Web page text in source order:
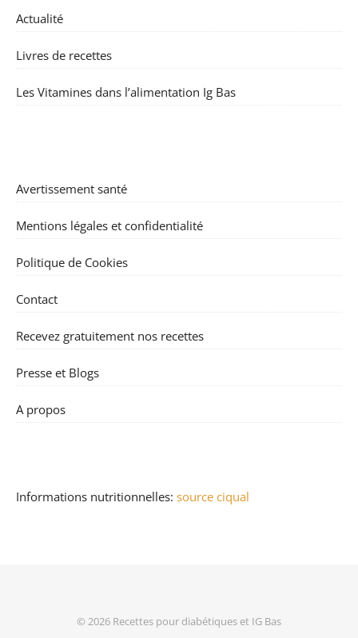
Actualité
Livres de recettes
Les Vitamines dans l’alimentation Ig Bas
Avertissement santé
Mentions légales et confidentialité
Politique de Cookies
Contact
Recevez gratuitement nos recettes
Presse et Blogs
A propos
Informations nutritionnelles: source ciqual
© 2026 Recettes pour diabétiques et IG Bas